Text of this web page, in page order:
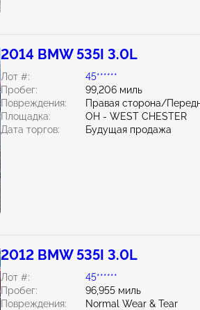
2014 BMW 535I 3.0L
Лот #:
45******
Пробег:
99,206 миль
Повреждения:
Правая сторона/
Площадка:
OH - WEST CHESTER
Дата торгов:
Будущая продажа
2012 BMW 535I 3.0L
Лот #:
45******
Пробег:
96,955 миль
Повреждения:
Normal Wear & Tear